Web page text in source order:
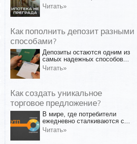
Читать»
Как пополнить депозит разными
способами?
Депозиты остаются одним из
самых надежных способов...
Читать»
Как создать уникальное
торговое предложение?
В мире, где потребители
ежедневно сталкиваются с...
Читать»